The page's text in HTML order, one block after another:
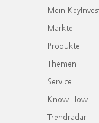
Mein
Märkte
Produkte
Themen
Service
Know How
Trendradar